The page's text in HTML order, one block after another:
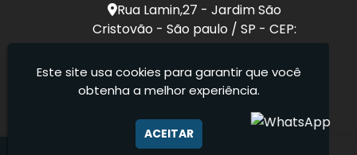
Rua Lamin,27 - Jardim São
Cristovão - São paulo / SP - CEP:
Enova Terraplanagem E Equipamentos Eirelli
Este site usa cookies para garantir que você
obtenha a melhor experiência.
ACEITAR